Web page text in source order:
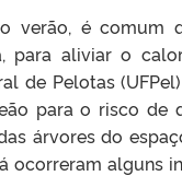
verão, é comum
para aliviar o
de Pelotas
para o risco de
árvores do
ocorreram alguns